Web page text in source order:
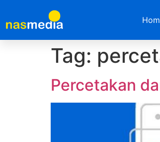
Tag:
Percetakan